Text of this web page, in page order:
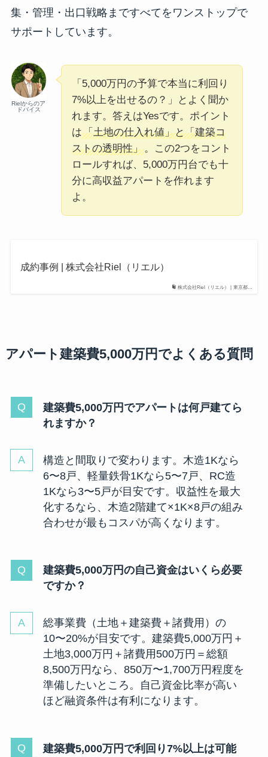
集・管理・出口戦略まですべてをワンストップで
サポートしています。
Rielからのア
ドバイス
「5,000万円の予算で本当に利回り
7%以上を出せるの？」とよく聞か
れます。答えはYesです。ポイント
は「土地の仕入れ値」と「建築コ
ストの透明性」。この2つをコント
ロールすれば、5,000万円台でも十
分に高収益アパートを作れます
よ。
株式会社Riel（リエル） | 東京都…
成約事例 | 株式会社Riel（リエル）
アパート建築費5,000万円でよくある質問
建築費5,000万円でアパートは何戸建てら
れますか？
構造と間取りで変わります。木造1Kなら
6〜8戸、軽量鉄骨1Kなら5〜7戸、RC造
1Kなら3〜5戸が目安です。収益性を最大
化するなら、木造2階建て×1K×8戸の組み
合わせが最もコスパが高くなります。
建築費5,000万円の自己資金はいくら必要
ですか？
総事業費（土地＋建築費＋諸費用）の
10〜20%が目安です。建築費5,000万円＋
土地3,000万円＋諸費用500万円＝総額
8,500万円なら、850万〜1,700万円程度を
準備したいところ。自己資金比率が高い
ほど融資条件は有利になります。
建築費5,000万円で利回り7%以上は可能